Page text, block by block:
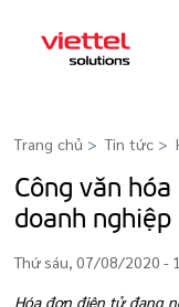
Trang chủ Tin tức
Công văn
doanh
Thứ sáu, 07/08/2020 -
Hóa đơn điện tử đang